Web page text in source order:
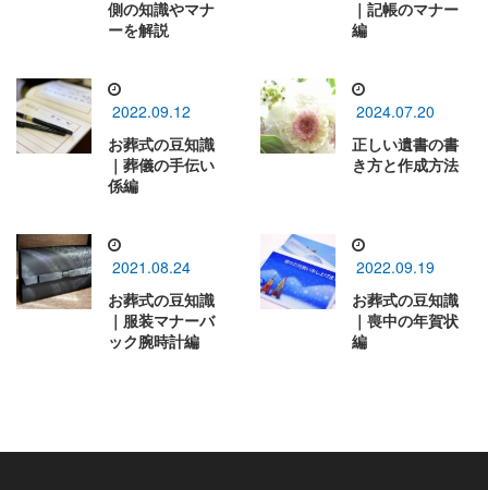
側の知識やマナ
ーを解説
｜記帳のマナー
編
2022.09.12
お葬式の豆知識
｜葬儀の手伝い
係編
2024.07.20
正しい遺書の書
き方と作成方法
2021.08.24
お葬式の豆知識
｜服装マナーバ
ック腕時計編
2022.09.19
お葬式の豆知識
｜喪中の年賀状
編